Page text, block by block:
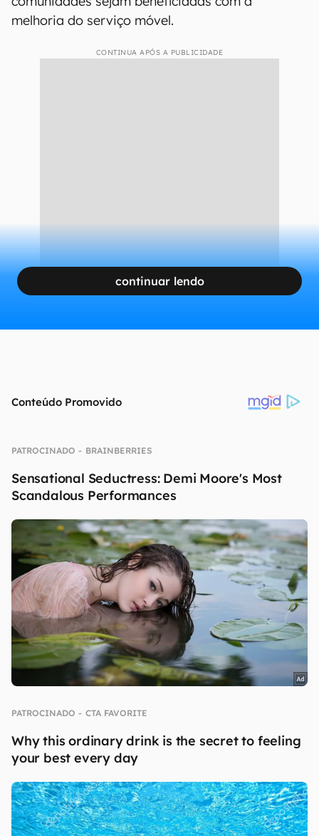
melhoria do serviço móvel.
CONTINUA APÓS A PUBLICIDADE
continuar lendo